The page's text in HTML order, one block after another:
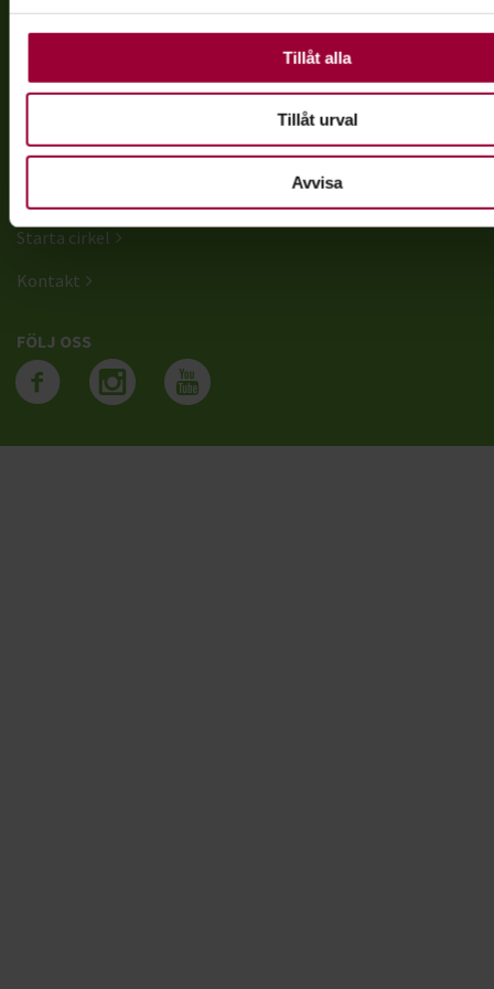
Tillåt alla
Tillåt urval
Avvisa
Utveckla gruppen
Starta cirkel
Kontakt
FÖLJ OSS
Följ oss på facebook
Följ oss på
Följ oss på